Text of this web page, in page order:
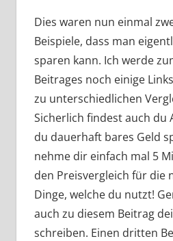
Dies waren nun einmal
Beispiele, dass man
sparen kann. Ich werde
Beitrages noch einige
zu unterschiedlichen
Sicherlich findest auch du
du dauerhaft bares Geld
nehme dir einfach mal 5
den Preisvergleich für die
Dinge, welche du nutzt!
auch zu diesem Beitrag
schreiben. Einen dritten